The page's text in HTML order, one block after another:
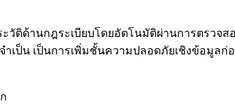
วัติด้านกฎระเบียบโดยอัตโนมัติผ่านการตรว
เป็น เป็นการเพิ่มชั้นความปลอดภัยเชิงข้อมูล